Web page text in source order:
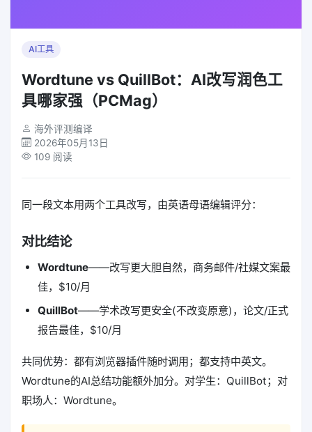
AI工具
Wordtune vs QuillBot：AI改写润色工
具哪家强（PCMag）
海外评测编译
2026年05月13日
109 阅读
同一段文本用两个工具改写，由英语母语编辑评分：
对比结论
Wordtune——改写更大胆自然，商务邮件/社媒文案最
佳，$10/月
QuillBot——学术改写更安全(不改变原意)，论文/正式
报告最佳，$10/月
共同优势：都有浏览器插件随时调用；都支持中英文。
Wordtune的AI总结功能额外加分。对学生：QuillBot；对
职场人：Wordtune。